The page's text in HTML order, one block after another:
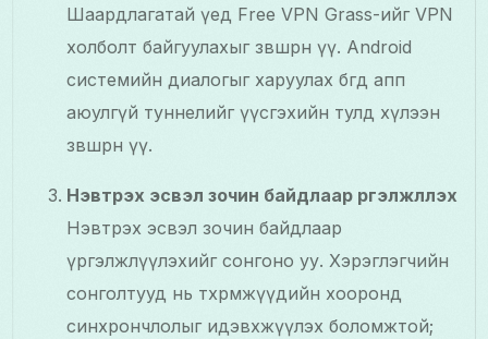
Шаардлагатай үед Free VPN Grass-ийг VPN
холболт байгуулахыг зөвшөөрнө үү. Android
системийн диалогыг харуулах бөгөөд апп
аюулгүй туннелийг үүсгэхийн тулд хүлээн
зөвшөөрнө үү.
Нэвтрэх эсвэл зочин байдлаар үргэлжлүүлэх
Нэвтрэх эсвэл зочин байдлаар
үргэлжлүүлэхийг сонгоно уу. Хэрэглэгчийн
сонголтууд нь төхөөрөмжүүдийн хооронд
синхрончлолыг идэвхжүүлэх боломжтой;